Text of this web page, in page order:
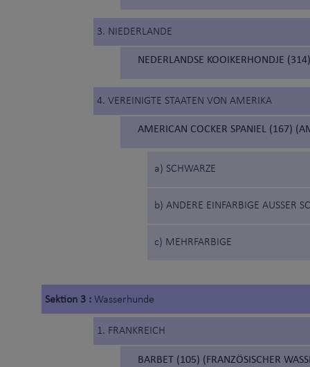
3. NIEDERLANDE
NEDERLANDSE KOOIKERHONDJE (314)
4. VEREINIGTE STAATEN VON AMERIKA
AMERICAN COCKER SPANIEL (167)
a) SCHWARZE
b) ANDERE EINFARBIGE AUSSER
c) MEHRFARBIGE
Sektion 3 : Wasserhunde
1. FRANKREICH
BARBET (105) (FRANZÖSISCHER